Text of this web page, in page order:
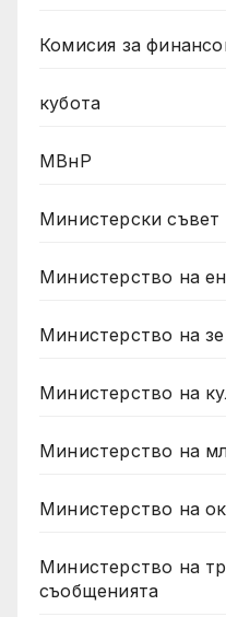
Комисия за
кубота
МВнР
Министерски съвет
Министерство на
Министерство на
Министерство на
Министерство на
Министерство на
Министерство на
съобщенията